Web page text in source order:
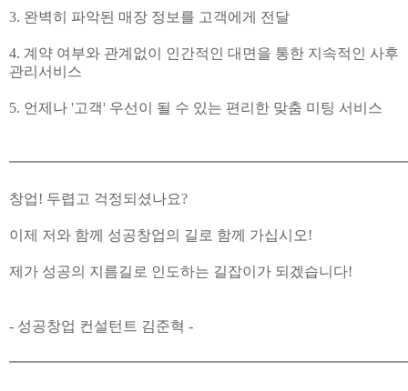
3. 완벽히 파악된 매장 정보를 고객에게 전달
4. 계약 여부와 관계없이 인간적인 대면을 통한 지속적인 사후
관리서비스
5. 언제나 '고객' 우선이 될 수 있는 편리한 맞춤 미팅 서비스
창업! 두렵고 걱정되셨나요?
이제 저와 함께 성공창업의 길로 함께 가십시오!
제가 성공의 지름길로 인도하는 길잡이가 되겠습니다!
- 성공창업 컨설턴트 김준혁 -